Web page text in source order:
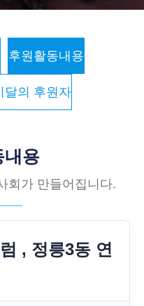
후원활동내용
달의 후원자
내용
회가 만들어집니다.
, 정릉3동 연